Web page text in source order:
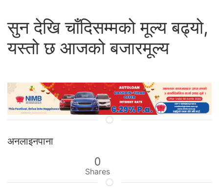
सुन देखि चाँदिसम्मको मूल्य बढ्यो,
यस्तो छ आजको बजारमूल्य
अनलाइनपाना
0
Shares